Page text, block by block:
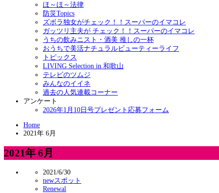
ほ～ほ～法律
防災Topics
ズボラ独女がチェック！！スーパーのイマコレ
ガッツリ主夫が チェック！！スーパーのイマコレ
うちの飲みニスト・酒美 推しの一杯
おうちで美活ナチュラルビューティーライフ
トピックス
LIVING Selection in 和歌山
テレビのツムジ
みんなのイイネ
過去の人気連載コーナー
アンケート
2026年1月10日号プレゼント応募フォーム
Home
2021年 6月
2021年 6月
2021/6/30
newスポット
Renewal